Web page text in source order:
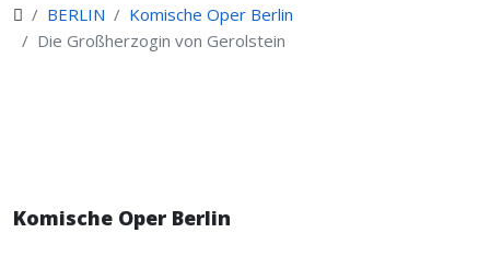
BERLIN
Komische Oper Berlin
Die Großherzogin von Gerolstein
Komische Oper Berlin